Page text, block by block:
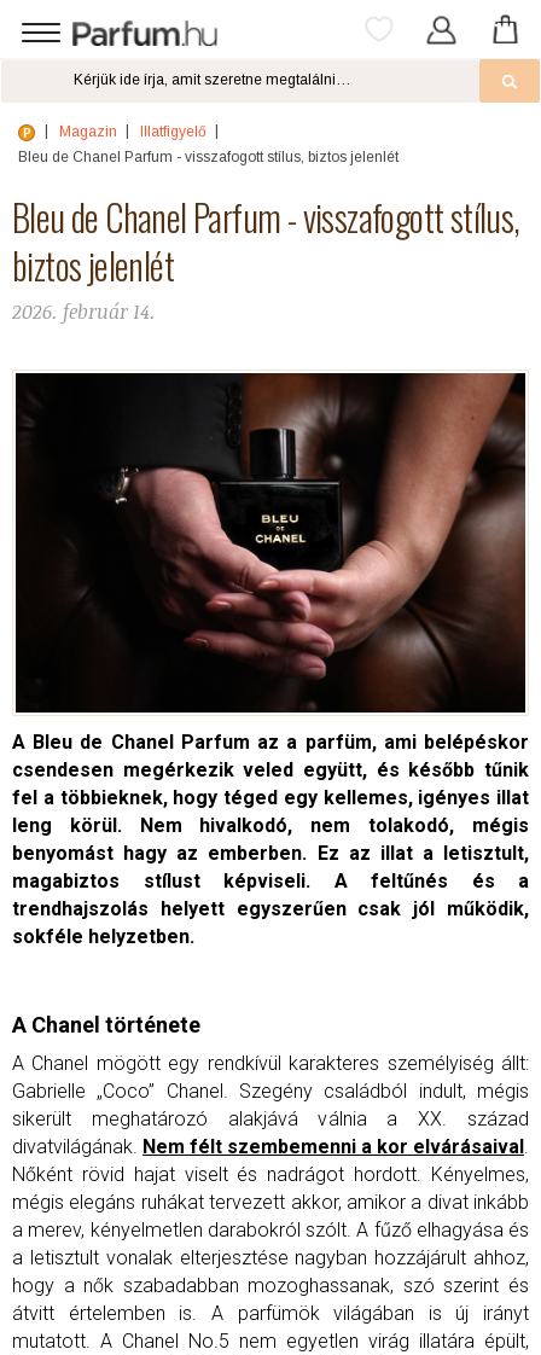
Magazin
Illatfigyelő
Bleu de Chanel Parfum - visszafogott stílus, biztos jelenlét
Bleu de Chanel Parfum - visszafogott stílus,
biztos jelenlét
2026. február 14.
A Bleu de Chanel Parfum az a parfüm, ami belépéskor
csendesen megérkezik veled együtt, és később tűnik
fel a többieknek, hogy téged egy kellemes, igényes illat
leng körül. Nem hivalkodó, nem tolakodó, mégis
benyomást hagy az emberben.
Ez az illat a letisztult,
magabiztos stílust képviseli. A feltűnés és a
trendhajszolás helyett egyszerűen csak jól működik,
sokféle helyzetben.
A Chanel története
A Chanel mögött egy rendkívül karakteres személyiség állt:
Gabrielle „Coco” Chanel. Szegény családból indult, mégis
sikerült meghatározó alakjává válnia a XX. század
divatvilágának. Nem félt szembemenni a kor elvárásaival .
Nőként rövid hajat viselt és nadrágot hordott. Kényelmes,
mégis elegáns ruhákat tervezett akkor, amikor a divat inkább
a merev, kényelmetlen darabokról szólt. A fűző elhagyása és
a letisztult vonalak elterjesztése nagyban hozzájárult ahhoz,
hogy a nők szabadabban mozoghassanak, szó szerint és
átvitt értelemben is. A parfümök világában is új irányt
mutatott. A Chanel No.5 nem egyetlen virág illatára épült,